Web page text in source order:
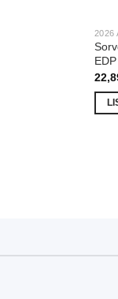
2026